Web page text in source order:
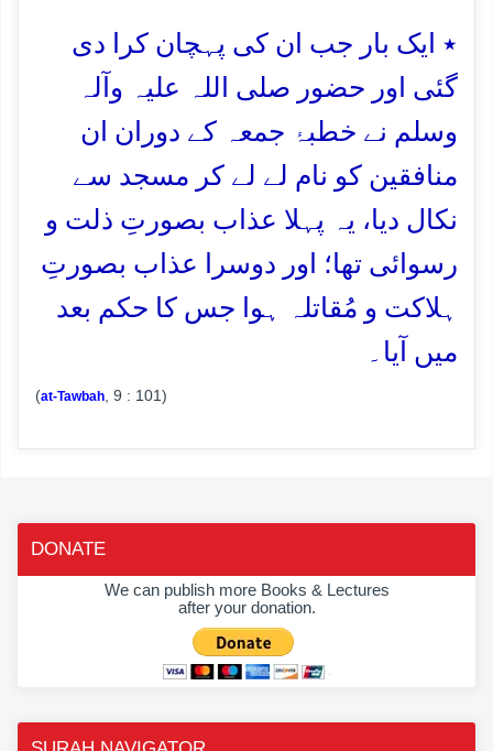
٭ ایک بار جب ان کی پہچان کرا دی
گئی اور حضور صلی اللہ علیہ وآلہ
وسلم نے خطبۂ جمعہ کے دوران ان
منافقین کو نام لے لے کر مسجد سے
نکال دیا، یہ پہلا عذاب بصورتِ ذلت و
رسوائی تھا؛ اور دوسرا عذاب بصورتِ
ہلاکت و مُقاتلہ ہوا جس کا حکم بعد
میں آیا۔
(at-Tawbah , 9 : 101)
DONATE
We can publish more Books & Lectures
after your donation.